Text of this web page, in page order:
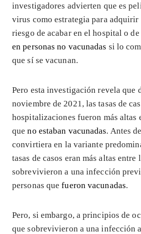
investigadores advierten que es
virus como estrategia para adquirir
riesgo de acabar en el hospital o
en personas no vacunadas si lo
que sí se vacunan.
Pero esta investigación revela que
noviembre de 2021, las tasas de
hospitalizaciones fueron más altas
queno estaban vacunadas. Antes
convirtiera en la variante
tasas de casos eran más altas entre
sobrevivieron a una infección
personas quefueron vacunadas.
Pero, si embargo, a principios de
que sobrevivieron a una infección